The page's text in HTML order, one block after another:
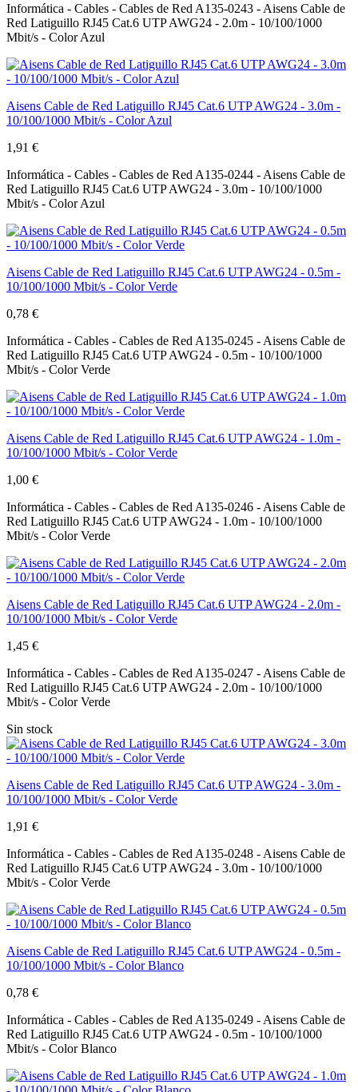
Informática - Cables - Cables de Red A135-0243 - Aisens Cable de
Red Latiguillo RJ45 Cat.6 UTP AWG24 - 2.0m - 10/100/1000
Mbit/s - Color Azul
Aisens Cable de Red Latiguillo RJ45 Cat.6 UTP AWG24 - 3.0m -
10/100/1000 Mbit/s - Color Azul
1,91 €
Informática - Cables - Cables de Red A135-0244 - Aisens Cable de
Red Latiguillo RJ45 Cat.6 UTP AWG24 - 3.0m - 10/100/1000
Mbit/s - Color Azul
Aisens Cable de Red Latiguillo RJ45 Cat.6 UTP AWG24 - 0.5m -
10/100/1000 Mbit/s - Color Verde
0,78 €
Informática - Cables - Cables de Red A135-0245 - Aisens Cable de
Red Latiguillo RJ45 Cat.6 UTP AWG24 - 0.5m - 10/100/1000
Mbit/s - Color Verde
Aisens Cable de Red Latiguillo RJ45 Cat.6 UTP AWG24 - 1.0m -
10/100/1000 Mbit/s - Color Verde
1,00 €
Informática - Cables - Cables de Red A135-0246 - Aisens Cable de
Red Latiguillo RJ45 Cat.6 UTP AWG24 - 1.0m - 10/100/1000
Mbit/s - Color Verde
Aisens Cable de Red Latiguillo RJ45 Cat.6 UTP AWG24 - 2.0m -
10/100/1000 Mbit/s - Color Verde
1,45 €
Informática - Cables - Cables de Red A135-0247 - Aisens Cable de
Red Latiguillo RJ45 Cat.6 UTP AWG24 - 2.0m - 10/100/1000
Mbit/s - Color Verde
Sin stock
Aisens Cable de Red Latiguillo RJ45 Cat.6 UTP AWG24 - 3.0m -
10/100/1000 Mbit/s - Color Verde
1,91 €
Informática - Cables - Cables de Red A135-0248 - Aisens Cable de
Red Latiguillo RJ45 Cat.6 UTP AWG24 - 3.0m - 10/100/1000
Mbit/s - Color Verde
Aisens Cable de Red Latiguillo RJ45 Cat.6 UTP AWG24 - 0.5m -
10/100/1000 Mbit/s - Color Blanco
0,78 €
Informática - Cables - Cables de Red A135-0249 - Aisens Cable de
Red Latiguillo RJ45 Cat.6 UTP AWG24 - 0.5m - 10/100/1000
Mbit/s - Color Blanco